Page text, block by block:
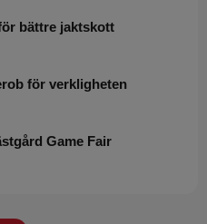
bättre jaktskott
för verkligheten
Game Fair